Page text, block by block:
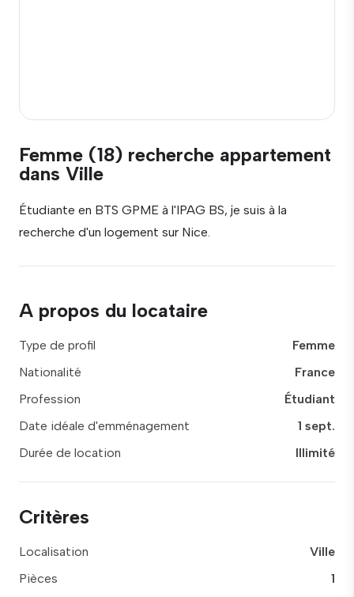
Femme (18) recherche appartement
dans Ville
Étudiante en BTS GPME à l'IPAG BS, je suis à la
recherche d'un logement sur Nice.
A propos du locataire
Type de profil
Femme
Nationalité
France
Profession
Étudiant
Date idéale d'emménagement
1 sept.
Durée de location
Illimité
Critères
Localisation
Ville
Pièces
1